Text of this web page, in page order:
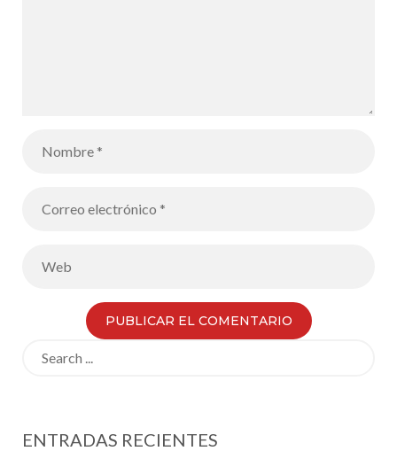
ENTRADAS RECIENTES